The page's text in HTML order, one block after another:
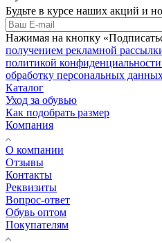
Будьте в курсе наших акций и
Нажимая на кнопку
получением рекламной
политикой конфиденциальности
обработку персональных
Каталог
Уход за обувью
Как подобрать размер
Компания
О компании
Отзывы
Контакты
Реквизиты
Вопрос-ответ
Обувь оптом
Покупателям